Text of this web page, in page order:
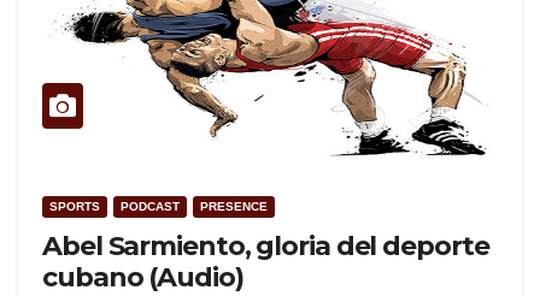
SPORTS PODCAST PRESENCE
Abel Sarmiento, gloria del deporte
cubano (Audio)